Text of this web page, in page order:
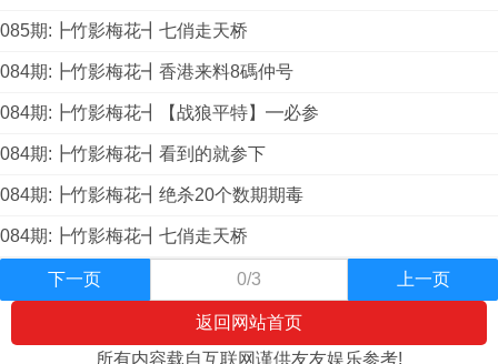
085期:┣竹影梅花┫七俏走天桥
084期:┣竹影梅花┫香港来料8碼仲号
084期:┣竹影梅花┫【战狼平特】━必参
084期:┣竹影梅花┫看到的就参下
084期:┣竹影梅花┫绝杀20个数期期毒
084期:┣竹影梅花┫七俏走天桥
下一页 0/3 上一页
返回网站首页
所有内容载自互联网谨供友友娱乐参考!